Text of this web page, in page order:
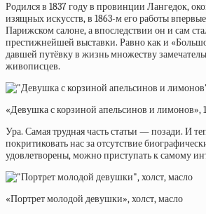
Родился в 1837 году в провинции Лангедок,
изящных искусств, в 1863-м его работы
Парижском салоне, а впоследствии он и сам
престижнейшей выставки. Равно как и
давшей путёвку в жизнь множеству
живописцев.
«Девушка с корзиной апельсинов и лимонов»,
Ура. Самая трудная часть статьи — позади. И
покритиковать нас за отсутствие
удовлетворены, можно приступать к самому
«Портрет молодой девушки», холст, масло